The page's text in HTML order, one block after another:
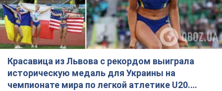
Красавица из Львова с рекордом выиграла
историческую медаль для Украины на
чемпионате мира по легкой атлетике U20.